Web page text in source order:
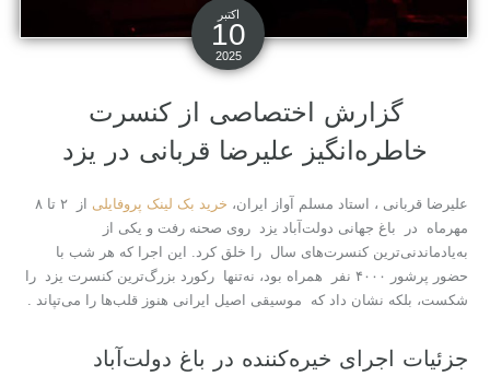
اکتبر
10
2025
گزارش اختصاصی از کنسرت
خاطره‌انگیز علیرضا قربانی در یزد
علیرضا قربانی ، استاد مسلم آواز ایران، خرید بک لینک پروفایلی
از ۲ تا ۸
مهرماه در باغ جهانی دولت‌آباد یزد روی صحنه رفت و یکی از
به‌یادماندنی‌ترین کنسرت‌های سال را خلق کرد. این اجرا که هر شب با
حضور پرشور ۴۰۰۰ نفر همراه بود، نه‌تنها رکورد بزرگ‌ترین کنسرت یزد را
شکست، بلکه نشان داد که موسیقی اصیل ایرانی هنوز قلب‌ها را می‌تپاند .
جزئیات اجرای خیره‌کننده در باغ دولت‌آباد